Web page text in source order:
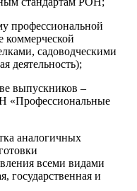
профессиональной
коммерческой
садоводческими
деятельность);
выпускников –
«Профессиональные
аналогичных
всеми видами
государственная и